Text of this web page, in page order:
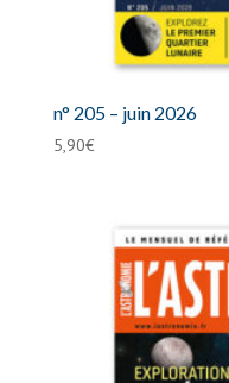
n° 205 – juin 2026
5,90€